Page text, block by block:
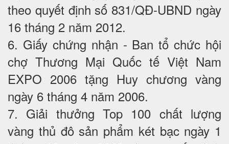
theo quyết định số 831/QĐ-UBND ngày
16 tháng 2 năm 2012.
6. Giấy chứng nhận - Ban tổ chức hội
chợ Thương Mại Quốc tế Việt Nam
EXPO 2006 tặng Huy chương vàng
ngày 6 tháng 4 năm 2006.
7. Giải thưởng Top 100 chất lượng
vàng thủ đô sản phẩm két bạc ngày 1